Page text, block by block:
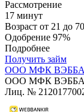
Рассмотрение
17 минут
Возраст от 21 до
Одобрение 97%
Подробнее
Получить займ
ООО МФК
ООО МФК
Лиц. №